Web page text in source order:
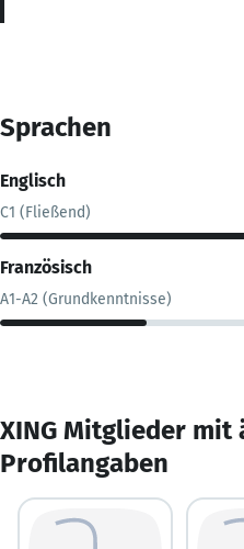
Sprachen
Englisch
C1 (Fließend)
Französisch
A1-A2 (Grundkenntnisse)
XING Mitglieder mit
Profilangaben